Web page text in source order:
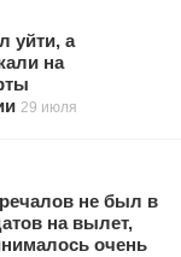
уйти, а
на
29 июля
не был в
на вылет,
очень